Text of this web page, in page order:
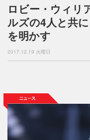
ロビー・ウィリ
ルズの4人と共
を明かす
2017.12.19 火曜日